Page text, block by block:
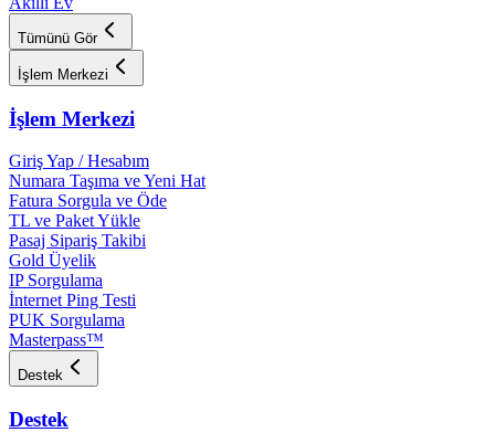
Tümünü Gör
İşlem Merkezi
İşlem Merkezi
Giriş Yap / Hesabım
Numara Taşıma ve Yeni Hat
Fatura Sorgula ve Öde
TL ve Paket Yükle
Pasaj Sipariş Takibi
Gold Üyelik
IP Sorgulama
İnternet Ping Testi
PUK Sorgulama
Masterpass™
Destek
Destek